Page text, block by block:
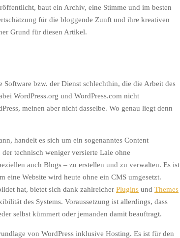
baut ein Archiv, eine Stimme und im besten
für die bloggende Zunft und ihre kreativen
Grund für diesen Artikel.
bzw. der Dienst schlechthin, die die Arbeit des
WordPress.org und WordPress.com nicht
meinen aber nicht dasselbe. Wo genau liegt denn
handelt es sich um ein sogenanntes Content
technisch weniger versierte Laie ohne
auch Blogs – zu erstellen und zu verwalten. Es ist
eine Website wird heute ohne ein CMS umgesetzt.
hat, bietet sich dank zahlreicher Plugins und Themes
des Systems. Voraussetzung ist allerdings, dass
selbst kümmert oder jemanden damit beauftragt.
von WordPress inklusive Hosting. Es ist für den